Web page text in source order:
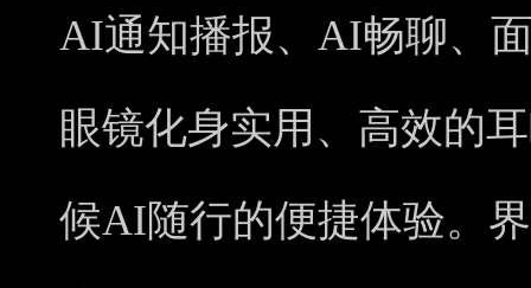
AI通知播报、AI畅聊、
眼镜化身实用、高效的
候AI随行的便捷体验。